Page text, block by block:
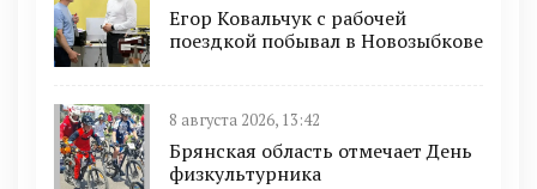
Егор Ковальчук с рабочей
поездкой побывал в Новозыбкове
8 августа 2026, 13:42
Брянская область отмечает День
физкультурника